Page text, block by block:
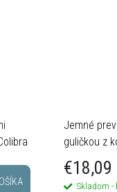
Jemné
guličkou z
€18,09
Skladom -